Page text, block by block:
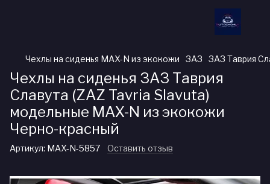
Чехлы на сиденья MAX-N из экокожи ЗАЗ ЗАЗ Таврия
Чехлы на сиденья ЗАЗ Таврия
Славута (ZAZ Tavria Slavuta)
модельные MAX-N из экокожи
Черно-красный
Артикул: MAX-N-5857 Оставить отзыв